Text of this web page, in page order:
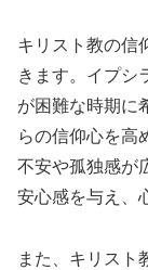
キリスト教の信
きます。イプシ
が困難な時期に
らの信仰心を高
不安や孤独感が
安心感を与え、
また、キリスト